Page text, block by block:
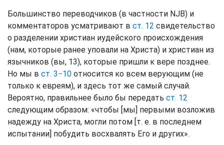
Большинство переводчиков (в частности NJB) и
комментаторов усматривают в ст. 12 свидетельство
о разделении христиан иудейского происхождения
(нам, которые ранее уповали на Христа) и христиан из
язычников (вы, 13), которые пришли к вере позднее.
Но мы в ст. 3−10 относится ко всем верующим (не
только к евреям), и здесь тот же самый случай.
Вероятно, правильнее было бы передать ст. 12
следующим образом: «чтобы [мы] первыми возложив
надежду на Христа, могли потом [т. е. в последнем
испытании] побудить восхвалять Его и других».